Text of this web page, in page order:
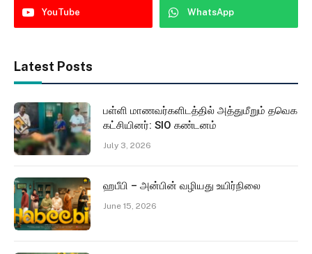
YouTube WhatsApp
Latest Posts
பள்ளி மாணவர்களிடத்தில் அத்துமீறும் தவெக
கட்சியினர்: SIO கண்டனம்
July 3, 2026
ஹபீபி – அன்பின் வழியது உயிர்நிலை
June 15, 2026